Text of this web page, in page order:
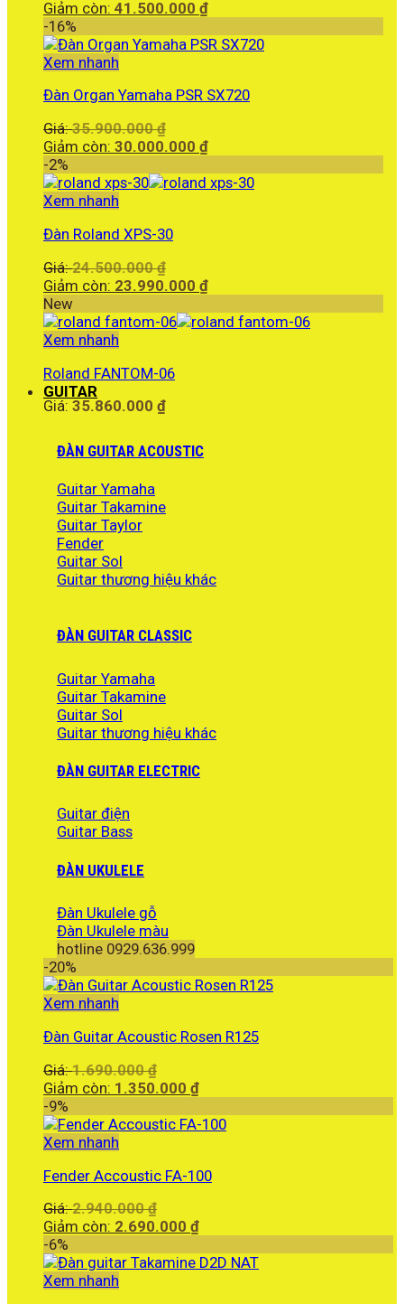
gốc
41.860.000 ₫.
Giảm còn: 41.500.000 ₫Giá
tại
-16%
Xem nhanh
Đàn Organ Yamaha PSR SX720
Giá:35.900.000₫
gốc
35.900.000 ₫.
Giảm còn: 30.000.000 ₫Giá
tại
-2%
Xem nhanh
Đàn Roland XPS-30
Giá:24.500.000₫
gốc
24.500.000 ₫.
Giảm còn: 23.990.000 ₫Giá
tại
New
Xem nhanh
Roland FANTOM-06
Giá: 35.860.000 ₫
GUITAR
ĐÀN GUITAR ACOUSTIC
Guitar Yamaha
Guitar Takamine
Guitar Taylor
Fender
Guitar Sol
Guitar thương hiệu khác
ĐÀN GUITAR CLASSIC
Guitar Yamaha
Guitar Takamine
Guitar Sol
Guitar thương hiệu khác
ĐÀN GUITAR ELECTRIC
Guitar điện
Guitar Bass
ĐÀN UKULELE
Đàn Ukulele gỗ
Đàn Ukulele màu
hotline 0929.636.999
-20%
Xem nhanh
Đàn Guitar Acoustic Rosen R125
Giá:1.690.000₫
gốc
1.690.000 ₫.
Giảm còn: 1.350.000 ₫Giá
tại
-9%
Xem nhanh
Fender Accoustic FA-100
Giá:2.940.000₫
gốc
2.940.000 ₫.
Giảm còn: 2.690.000 ₫Giá
tại
-6%
Xem nhanh